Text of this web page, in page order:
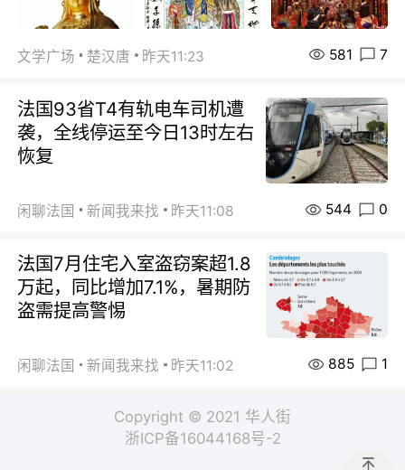
文学广场 楚汉唐 昨天11:23 581 7
法国93省T4有轨电车司机遭
袭，全线停运至今日13时左右
恢复
闲聊法国 新闻我来找 昨天11:08 544 0
法国7月住宅入室盗窃案超1.8
万起，同比增加7.1%，暑期防
盗需提高警惕
闲聊法国 新闻我来找 昨天11:02 885 1
Copyright © 2021 华人街
浙ICP备16044168号-2